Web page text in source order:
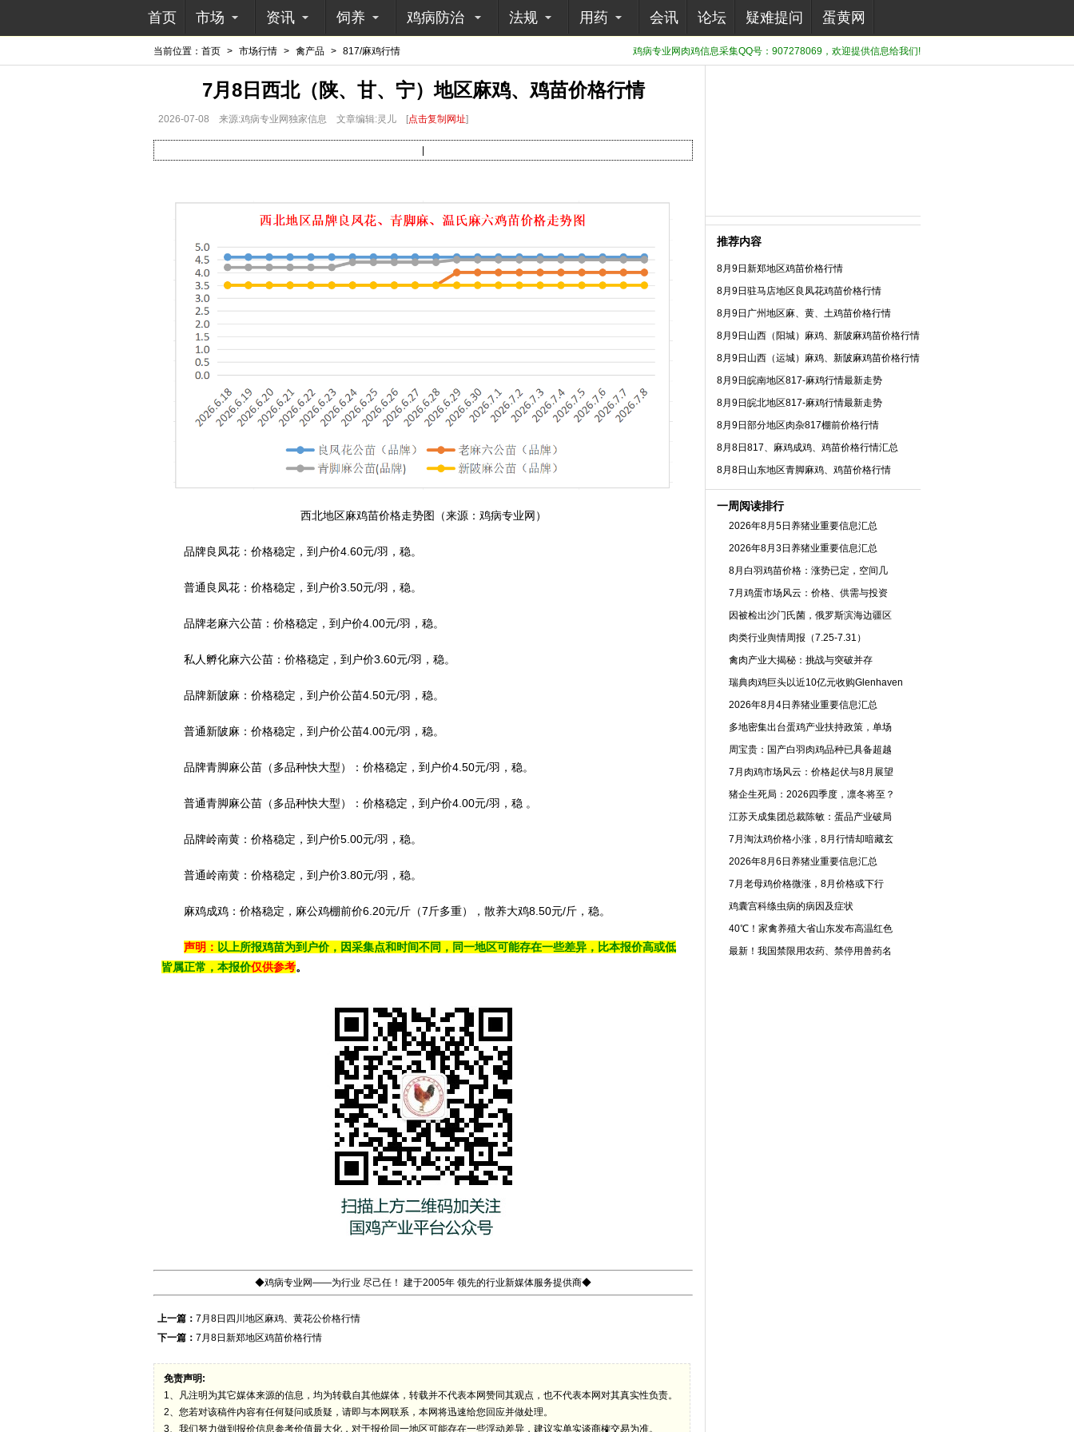
首页 市场 资讯 饲养 鸡病防治 法规 用药 会讯 论坛 疑难提问 蛋黄网
鸡病专业网肉鸡信息采集QQ号：907278069，欢迎提供信息给我们!
当前位置： 首页 > 市场行情 > 禽产品 > 817/麻鸡行情
7月8日西北（陕、甘、宁）地区麻鸡、鸡苗价格行情
2026-07-08 来源:鸡病专业网独家信息 文章编辑:灵儿 [点击复制网址]
西北地区麻鸡苗价格走势图（来源：鸡病专业网）
品牌良凤花：价格稳定，到户价4.60元/羽，稳。
普通良凤花：价格稳定，到户价3.50元/羽，稳。
品牌老麻六公苗：价格稳定，到户价4.00元/羽，稳。
私人孵化麻六公苗：价格稳定，到户价3.60元/羽，稳。
品牌新陂麻：价格稳定，到户价公苗4.50元/羽，稳。
普通新陂麻：价格稳定，到户价公苗4.00元/羽，稳。
品牌青脚麻公苗（多品种快大型）：价格稳定，到户价4.50元/羽，稳。
普通青脚麻公苗（多品种快大型）：价格稳定，到户价4.00元/羽，稳 。
品牌岭南黄：价格稳定，到户价5.00元/羽，稳。
普通岭南黄：价格稳定，到户价3.80元/羽，稳。
麻鸡成鸡：价格稳定，麻公鸡棚前价6.20元/斤（7斤多重），散养大鸡8.50元/斤，稳。
声明： 以上所报鸡苗为到户价，因采集点和时间不同，同一地区可能存在一些差异，比本报价高或低
皆属正常，本报价仅供参考。
◆鸡病专业网——为行业 尽己任！ 建于2005年 领先的行业新媒体服务提供商◆
上一篇： 7月8日四川地区麻鸡、黄花公价格行情
下一篇： 7月8日新郑地区鸡苗价格行情
免责声明:
1、凡注明为其它媒体来源的信息，均为转载自其他媒体，转载并不代表本网赞同其观点，也不代表本网对其真实性负责。
2、您若对该稿件内容有任何疑问或质疑，请即与本网联系，本网将迅速给您回应并做处理。
3、我们努力做到报价信息参考价值最大化，对于报价同一地区可能存在一些浮动差异，建议实单实谈商榷交易为准。
推荐内容
8月9日新郑地区鸡苗价格行情
8月9日驻马店地区良凤花鸡苗价格行情
8月9日广州地区麻、黄、土鸡苗价格行情
8月9日山西（阳城）麻鸡、新陂麻鸡苗价格行情
8月9日山西（运城）麻鸡、新陂麻鸡苗价格行情
8月9日皖南地区817-麻鸡行情最新走势
8月9日皖北地区817-麻鸡行情最新走势
8月9日部分地区肉杂817棚前价格行情
8月8日817、麻鸡成鸡、鸡苗价格行情汇总
8月8日山东地区青脚麻鸡、鸡苗价格行情
一周阅读排行
2026年8月5日养猪业重要信息汇总
2026年8月3日养猪业重要信息汇总
8月白羽鸡苗价格：涨势已定，空间几
7月鸡蛋市场风云：价格、供需与投资
因被检出沙门氏菌，俄罗斯滨海边疆区
肉类行业舆情周报（7.25-7.31）
禽肉产业大揭秘：挑战与突破并存
瑞典肉鸡巨头以近10亿元收购Glenhaven
2026年8月4日养猪业重要信息汇总
多地密集出台蛋鸡产业扶持政策，单场
周宝贵：国产白羽肉鸡品种已具备超越
7月肉鸡市场风云：价格起伏与8月展望
猪企生死局：2026四季度，凛冬将至？
江苏天成集团总裁陈敏：蛋品产业破局
7月淘汰鸡价格小涨，8月行情却暗藏玄
2026年8月6日养猪业重要信息汇总
7月老母鸡价格微涨，8月价格或下行
鸡囊宫科绦虫病的病因及症状
40℃！家禽养殖大省山东发布高温红色
最新！我国禁限用农药、禁停用兽药名